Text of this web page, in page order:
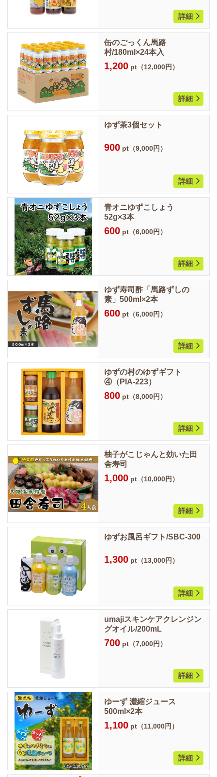
詳細
缶のごっくん馬路
村/180ml×24本入
1,200 pt（12,000円）
詳細
ゆず茶3個セット
900 pt（9,000円）
詳細
青オニゆずこしょう
52g×3本
600 pt（6,000円）
詳細
ゆず寿司酢「馬路ずしの
素」500ml×2本
600 pt（6,000円）
詳細
ゆずの村のゆずギフト
④（PIA-223）
800 pt（8,000円）
詳細
柚子がこじゃんと効いた田
舎寿司
1,000 pt（10,000円）
詳細
ゆずお風呂ギフト/SBC-300
1,300 pt（13,000円）
詳細
umajiスキンケアクレンジン
グオイル/200mL
700 pt（7,000円）
詳細
ゆーず 濃縮ジュース
500ml×2本
1,100 pt（11,000円）
詳細